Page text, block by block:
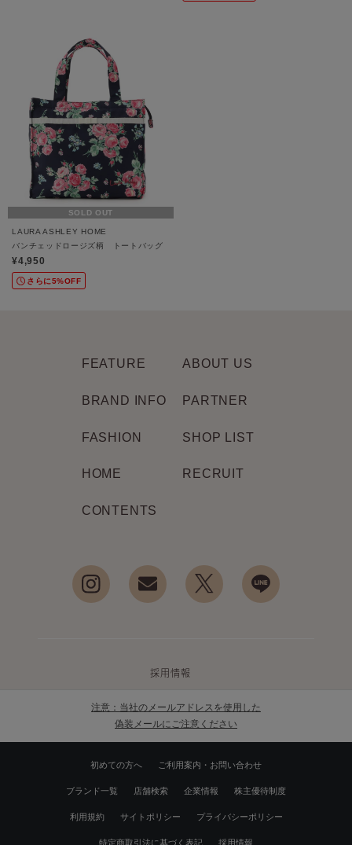
SOLD OUT
LAURA ASHLEY HOME
バンチェッドロージズ柄 トートバッグ
¥4,950
さらに5%OFF
FEATURE
BRAND INFO
FASHION
HOME
CONTENTS
ABOUT US
PARTNER
SHOP LIST
RECRUIT
採用情報
注意：当社のメールアドレスを使用した
偽装メールにご注意ください
初めての方へ ご利用案内・お問い合わせ
ブランド一覧 店舗検索 企業情報 株主優待制度
利用規約 サイトポリシー プライバシーポリシー
特定商取引法に基づく表記 採用情報